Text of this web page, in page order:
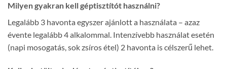
Milyen gyakran kell géptisztítót használni?
Legalább 3 havonta egyszer ajánlott a használata – azaz
évente legalább 4 alkalommal. Intenzívebb használat esetén
(napi mosogatás, sok zsíros étel) 2 havonta is célszerű lehet.